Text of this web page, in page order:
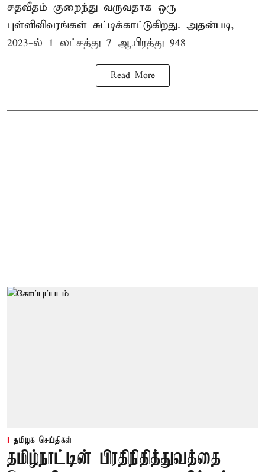
சதவீதம் குறைந்து வருவதாக ஒரு
புள்ளிவிவரங்கள் சுட்டிக்காட்டுகிறது. அதன்படி,
2023-ல் 1 லட்சத்து 7 ஆயிரத்து 948
Read More
தமிழக செய்திகள்
தமிழ்நாட்டின் பிரதிநிதித்துவத்தை